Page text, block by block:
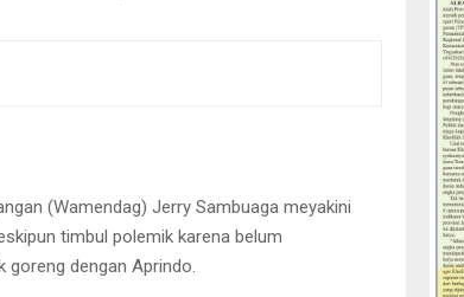
(Wamendag) Jerry Sambuaga meyakini
timbul polemik karena belum
dengan Aprindo.